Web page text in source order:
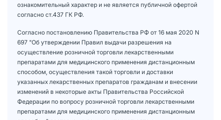
ознакомительный характер и не является публичной офертой
согласно ст.437 ГК РФ.
Согласно постановлению Правительства РФ от 16 мая 2020 N
697 "Об утверждении Правил выдачи разрешения на
осуществление розничной торговли лекарственными
препаратами для медицинского применения дистанционным
способом, осуществления такой торговли и доставки
указанных лекарственных препаратов гражданам и внесении
изменений в некоторые акты Правительства Российской
Федерации по вопросу розничной торговли лекарственными
препаратами для медицинского применения дистанционным